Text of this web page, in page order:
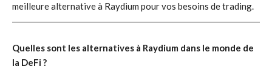
meilleure alternative à Raydium pour vos besoins de trading.
Quelles sont les alternatives à Raydium dans le monde de
la DeFi ?